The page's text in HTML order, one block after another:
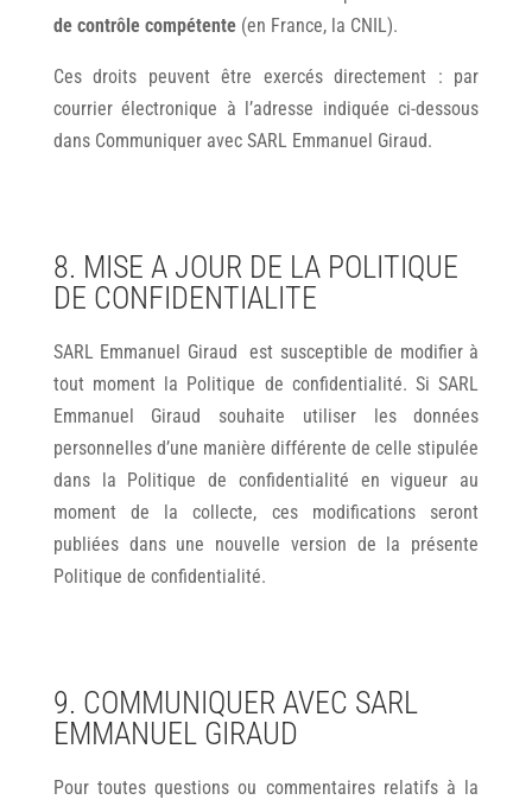
de contrôle compétente (en France, la CNIL).
Ces droits peuvent être exercés directement : par
courrier électronique à l’adresse indiquée ci-dessous
dans Communiquer avec SARL Emmanuel Giraud.
8. MISE A JOUR DE LA POLITIQUE
DE CONFIDENTIALITE
SARL Emmanuel Giraud est susceptible de modifier à
tout moment la Politique de confidentialité. Si SARL
Emmanuel Giraud souhaite utiliser les données
personnelles d’une manière différente de celle stipulée
dans la Politique de confidentialité en vigueur au
moment de la collecte, ces modifications seront
publiées dans une nouvelle version de la présente
Politique de confidentialité.
9. COMMUNIQUER AVEC SARL
EMMANUEL GIRAUD
Pour toutes questions ou commentaires relatifs à la